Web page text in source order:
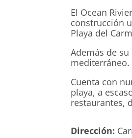
El Ocean
construcción
Playa del
Además de
mediterráneo.
Cuenta con
playa, a
restaurantes,
Dirección: